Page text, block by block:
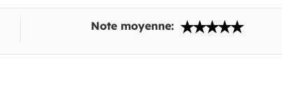
Note moyenne: